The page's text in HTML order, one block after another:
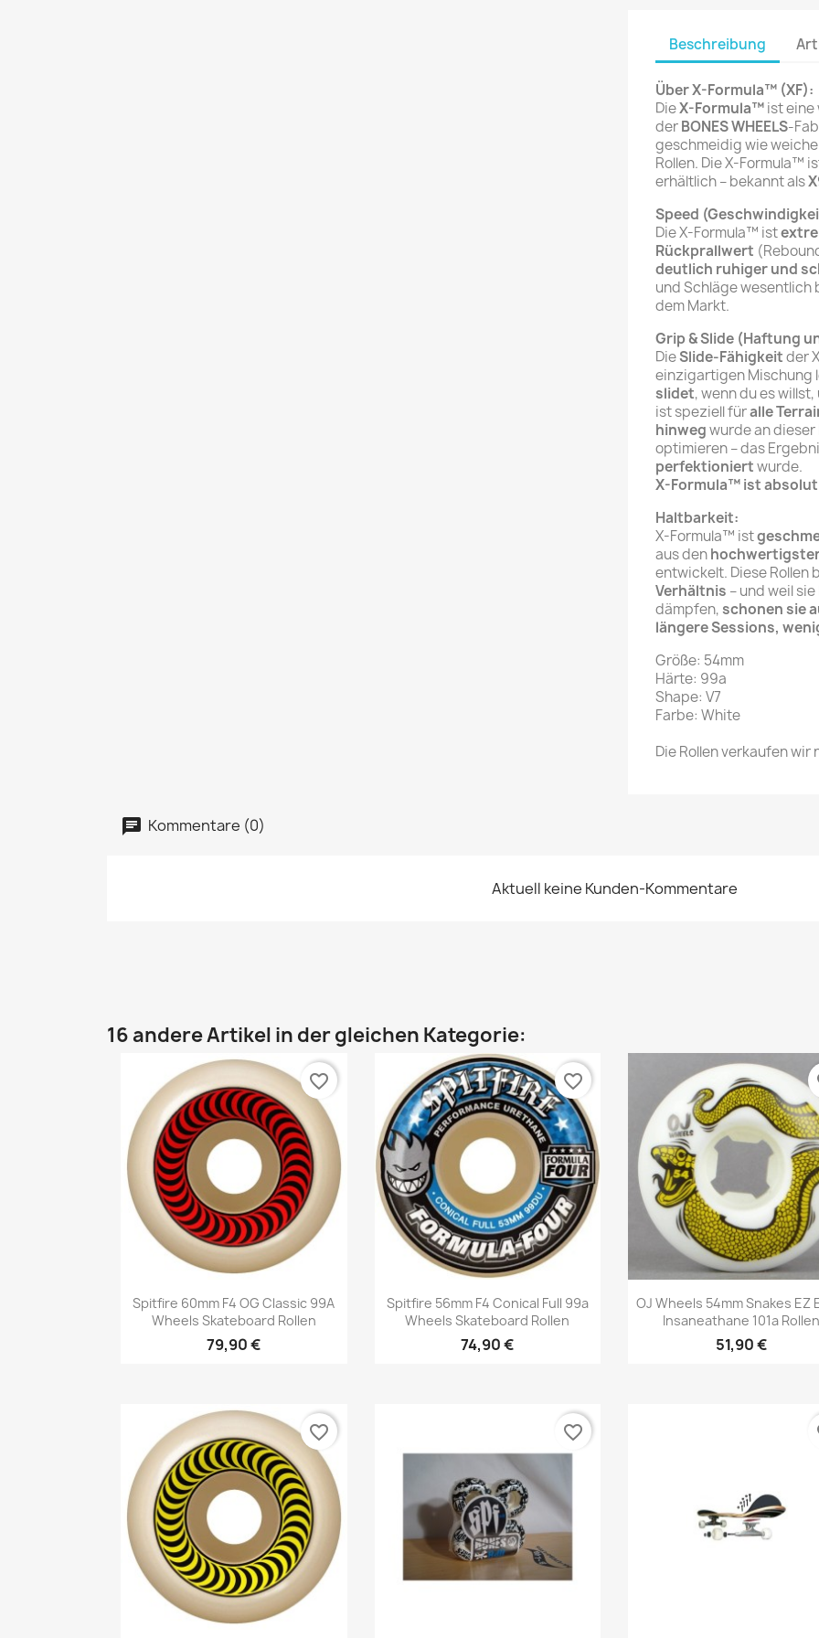
Beschreibung
Über X-Formula™ (XF):
DieX-Formula™ist
derBONES WHEELS-
geschmeidig wie weiche
Rollen. Die X-Formula™
erhältlich – bekannt als
Speed
Die X-Formula™ ist
Rückprallwert
deutlich ruhiger und
und Schläge wesentlich
dem Markt.
Grip & Slide (Haftung
DieSlide-Fähigkeitder
einzigartigen Mischung
slidet, wenn du es willst,
ist speziell füralle
hinwegwurde an
optimieren – das
perfektioniertwurde.
X-Formula™ ist
Haltbarkeit:
X-Formula™ ist
aus den
entwickelt. Diese Rollen
Verhältnis – und weil
dämpfen,schonen sie
längere Sessions,
Größe: 54mm
Härte: 99a
Shape: V7
Farbe: White
Die Rollen verkaufen wir
Kommentare (0)
Aktuell keine Kunden-Kommentare
16 andere Artikel in der gleichen Kategorie:
Vorschau
Spitfire 60mm F4 OG Classic 99A
Wheels Skateboard Rollen
79,90 €
favorite_border
Vorschau
Spitfire 56mm F4 Conical Full 99a
Wheels Skateboard Rollen
74,90 €
favorite_border
Vorschau
OJ Wheels 54mm Snakes EZ
Insaneathane 101a Rollen
51,90 €
favorite_border favorite_border